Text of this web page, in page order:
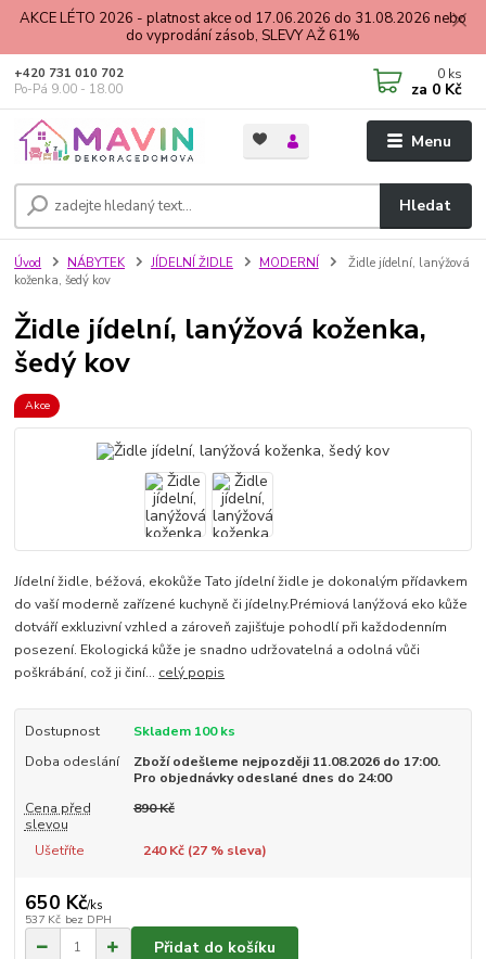
AKCE LÉTO 2026 - platnost akce od 17.06.2026 do 31.08.2026 nebo
do vyprodání zásob, SLEVY AŽ 61%
Menu
Hledat
+420 731 010 702
Po-Pá 9.00 - 18.00
0 ks
za 0 Kč
Úvod NÁBYTEK JÍDELNÍ ŽIDLE MODERNÍ
Židle jídelní, lanýžová
koženka, šedý kov
Židle jídelní, lanýžová koženka,
šedý kov
Akce
Jídelní židle, béžová, ekokůže Tato jídelní židle je dokonalým přídavkem
do vaší moderně zařízené kuchyně či jídelny.Prémiová lanýžová eko kůže
dotváří exkluzivní vzhled a zároveň zajišťuje pohodlí při každodenním
posezení. Ekologická kůže je snadno udržovatelná a odolná vůči
poškrábání, což ji činí... celý popis
Dostupnost
Skladem 100 ks
Doba odeslání
Zboží odešleme nejpozději 11.08.2026 do 17:00.
Pro objednávky odeslané dnes do 24:00
Cena před
slevou
890 Kč
Ušetříte 240 Kč (27% sleva)
650 Kč/ks
537 Kč bez DPH
Přidat do košíku